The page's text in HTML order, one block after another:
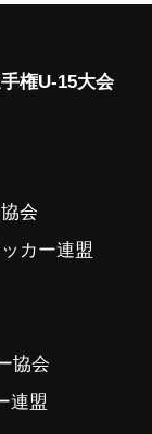
権U-15大会
会
カー連盟
協会
連盟